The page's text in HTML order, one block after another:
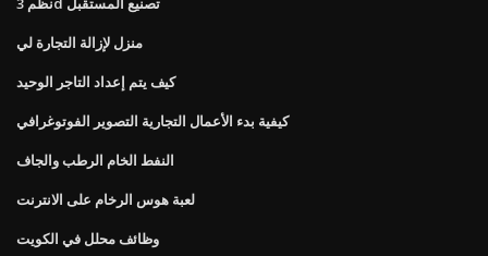
منزل لإزالة التجارة لي
كيف يتم إعداد التاجر الوحيد
كيفية بدء الأعمال التجارية التصوير الفوتوغرافي
النفط الخام الرطب والجاف
لعبة هوس الرخام على الانترنت
وظائف محلل في الكويت